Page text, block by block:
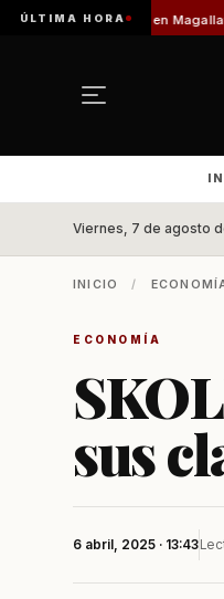
ÚLTIMA HORA
en Magallanes proyecta su
Viernes, 7 de agosto
INICIO /
ECONOMÍA
sus
6 abril, 2025 · 13:43